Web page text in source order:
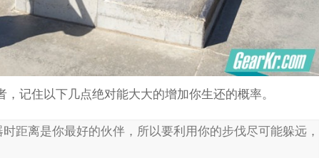
记住以下几点绝对能大大的增加你生还的概率。
距离是你最好的伙伴，所以要利用你的步伐尽可能躲远，